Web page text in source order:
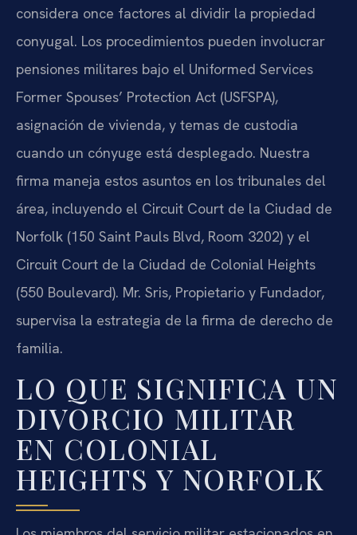
considera once factores al dividir la propiedad
conyugal. Los procedimientos pueden involucrar
pensiones militares bajo el Uniformed Services
Former Spouses’ Protection Act (USFSPA),
asignación de vivienda, y temas de custodia
cuando un cónyuge está desplegado. Nuestra
firma maneja estos asuntos en los tribunales del
área, incluyendo el Circuit Court de la Ciudad de
Norfolk (150 Saint Pauls Blvd, Room 3202) y el
Circuit Court de la Ciudad de Colonial Heights
(550 Boulevard). Mr. Sris, Propietario y Fundador,
supervisa la estrategia de la firma de derecho de
familia.
LO QUE SIGNIFICA UN
DIVORCIO MILITAR
EN COLONIAL
HEIGHTS Y NORFOLK